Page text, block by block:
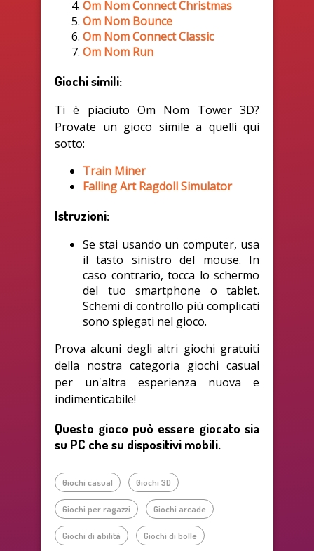
Om Nom Connect Christmas
Om Nom Bounce
Om Nom Connect Classic
Om Nom Run
Giochi simili:
Ti è piaciuto Om Nom Tower 3D?
Provate un gioco simile a quelli qui
sotto:
Train Miner
Falling Art Ragdoll Simulator
Istruzioni:
Se stai usando un computer, usa
il tasto sinistro del mouse. In
caso contrario, tocca lo schermo
del tuo smartphone o tablet.
Schemi di controllo più complicati
sono spiegati nel gioco.
Prova alcuni degli altri giochi gratuiti
della nostra categoria giochi casual
per un'altra esperienza nuova e
indimenticabile!
Questo gioco può essere giocato sia
su PC che su dispositivi mobili.
Giochi casual Giochi 3D
Giochi per ragazzi Giochi arcade
Giochi di abilità Giochi di bolle